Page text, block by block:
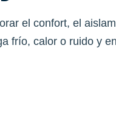
el confort, el
frío, calor o ruido y